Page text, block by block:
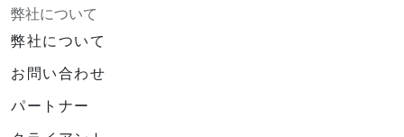
弊社について
弊社について
お問い合わせ
パートナー